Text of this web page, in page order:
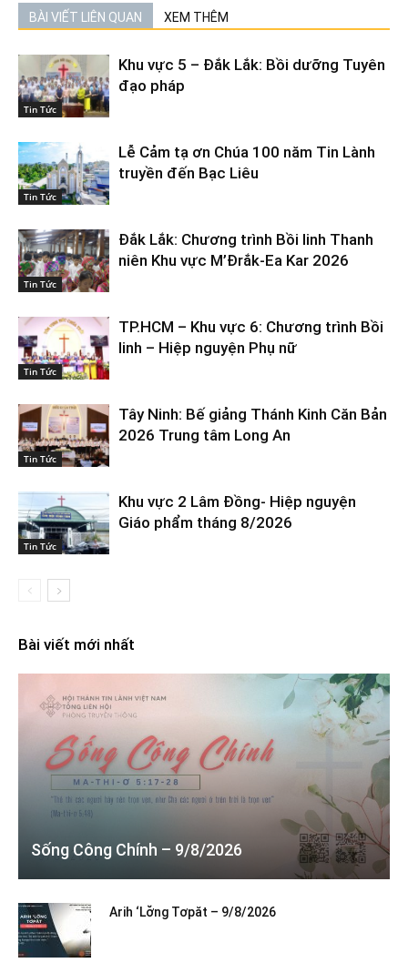
BÀI VIẾT LIÊN QUAN XEM THÊM
Tin Tức
Khu vực 5 – Đắk Lắk: Bồi dưỡng Tuyên
đạo pháp
Tin Tức
Lễ Cảm tạ ơn Chúa 100 năm Tin Lành
truyền đến Bạc Liêu
Tin Tức
Đắk Lắk: Chương trình Bồi linh Thanh
niên Khu vực M’Đrắk-Ea Kar 2026
Tin Tức
TP.HCM – Khu vực 6: Chương trình Bồi
linh – Hiệp nguyện Phụ nữ
Tin Tức
Tây Ninh: Bế giảng Thánh Kinh Căn Bản
2026 Trung tâm Long An
Tin Tức
Khu vực 2 Lâm Đồng- Hiệp nguyện
Giáo phẩm tháng 8/2026
Bài viết mới nhất
Sống Công Chính – 9/8/2026
Arih ‘Lơ̆ng Tơpăt – 9/8/2026